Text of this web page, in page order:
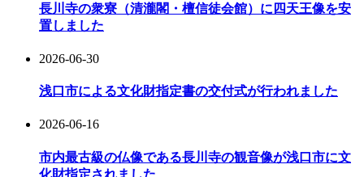
長川寺の衆寮（清瀧閣・檀信徒会館）に四天王像を安
置しました
2026-06-30
浅口市による文化財指定書の交付式が行われました
2026-06-16
市内最古級の仏像である長川寺の観音像が浅口市に文
化財指定されました